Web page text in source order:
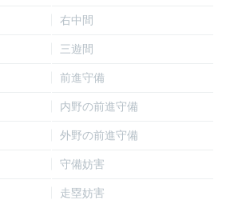
右中間
三遊間
前進守備
内野の前進守備
外野の前進守備
守備妨害
走塁妨害